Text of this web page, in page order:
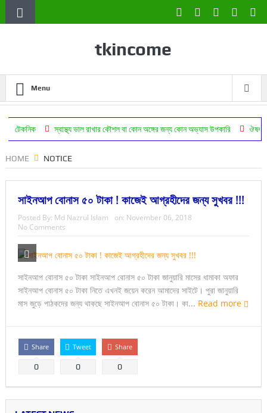
tkincome
Menu
স্বাস্থ্য ভাল রাখার কৌশল বা কোন অঙ্গের জন্য কোন অভ্যাস উপকারি ঔষধ ছাড়া সুস্থ থাকা
HOME NOTICE
সাইনআপ বোনাস ৫০ টাকা ! কাজেই আগ্রহীদের জন্য সুখবর !!!
Posted By: Md Nazrul Islam on: November 06, 2018
No Comments
সাইনআপ বোনাস ৫০ টাকা সাইনআপ বোনাস ৫০ টাকা জানুয়ারি মাসের ধামাকা অফার
সাইনআপ বোনাস ৫০ টাকা নিতে এখনই জয়েন করেন আমাদের সাইটে। পুরা জানুয়ারি
মাস জুড়ে পাঠকদের জন্য থাকছে সাইনআপ বোনাস ৫০ টাকা। কা... Read more
Share
0
Tweet
0
Share
0